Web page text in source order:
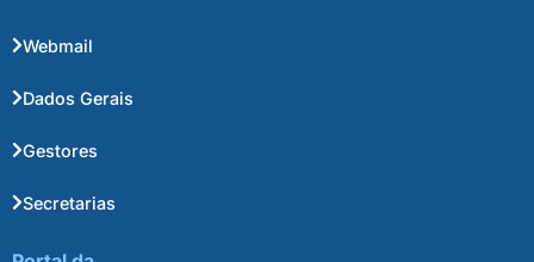
Webmail
Dados Gerais
Gestores
Secretarias